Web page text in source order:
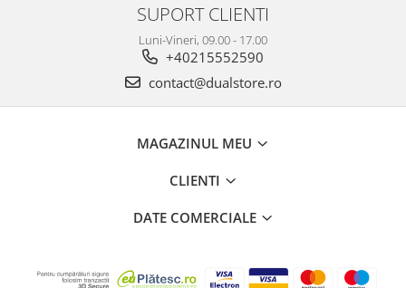
SUPORT CLIENTI
Luni-Vineri, 09.00 - 17.00
+40215552590
contact@dualstore.ro
MAGAZINUL MEU
CLIENTI
DATE COMERCIALE